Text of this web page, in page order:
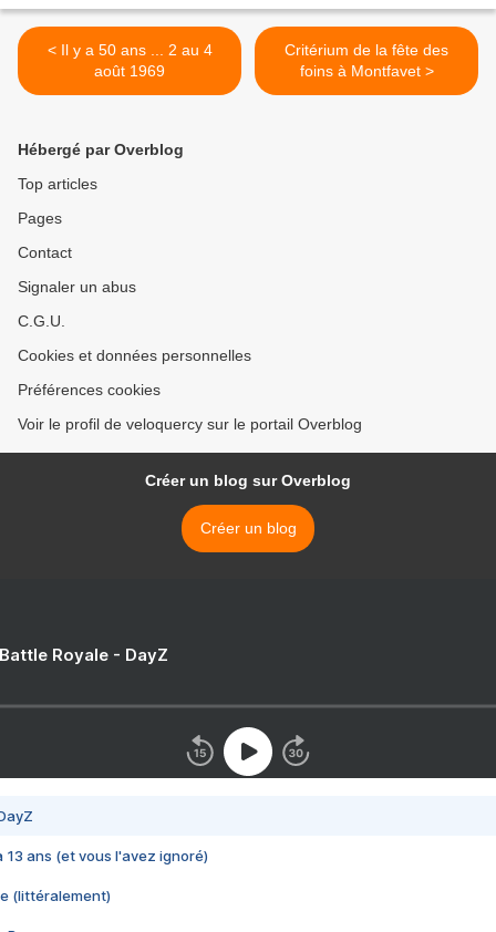
< Il y a 50 ans ... 2 au 4
août 1969
Critérium de la fête des
foins à Montfavet >
Hébergé par Overblog
Top articles
Pages
Contact
Signaler un abus
C.G.U.
Cookies et données personnelles
Préférences cookies
Voir le profil de veloquercy sur le portail Overblog
Créer un blog sur Overblog
Créer un blog
Royale - DayZ
13 ans (et vous l'avez ignoré)
(littéralement)